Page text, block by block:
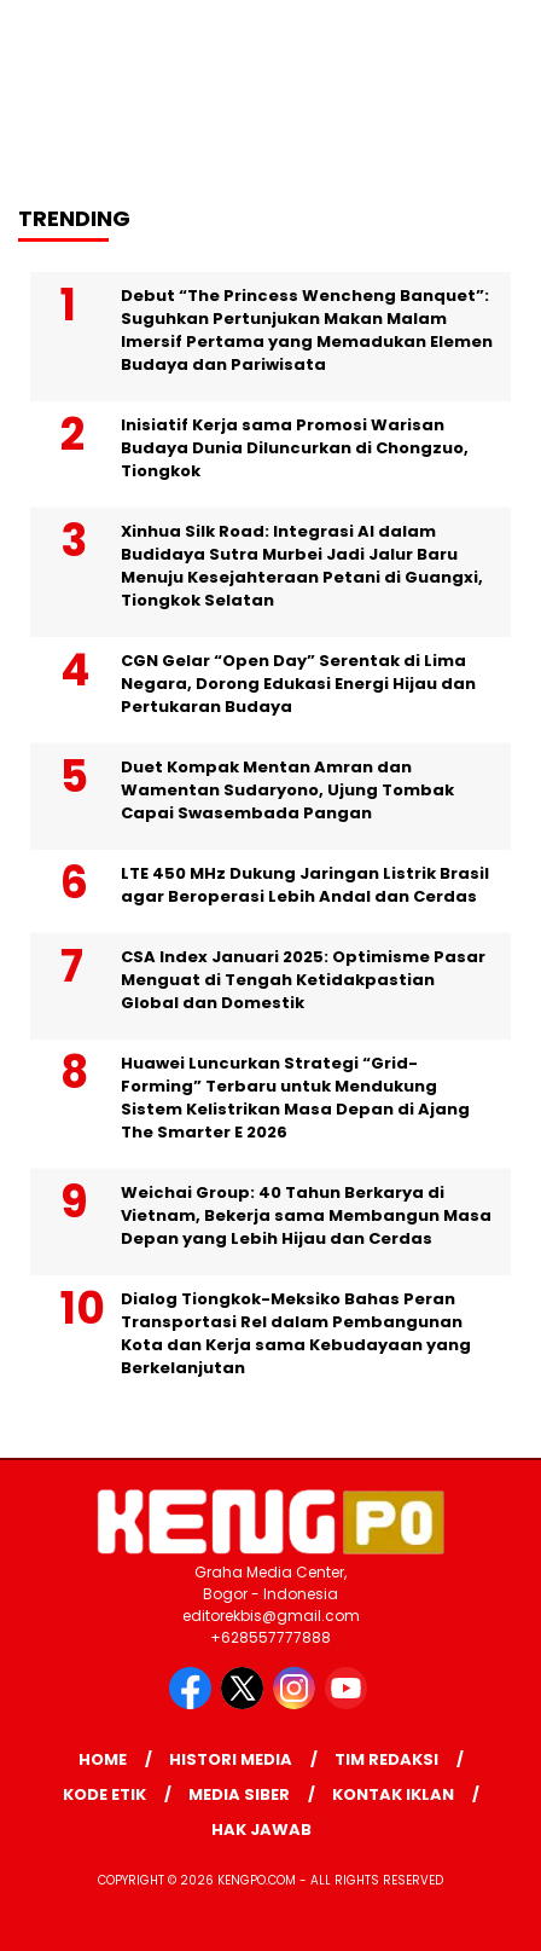
TRENDING
Debut “The Princess Wencheng Banquet”:
Suguhkan Pertunjukan Makan Malam
Imersif Pertama yang Memadukan Elemen
Budaya dan Pariwisata
Inisiatif Kerja sama Promosi Warisan
Budaya Dunia Diluncurkan di Chongzuo,
Tiongkok
Xinhua Silk Road: Integrasi AI dalam
Budidaya Sutra Murbei Jadi Jalur Baru
Menuju Kesejahteraan Petani di Guangxi,
Tiongkok Selatan
CGN Gelar “Open Day” Serentak di Lima
Negara, Dorong Edukasi Energi Hijau dan
Pertukaran Budaya
Duet Kompak Mentan Amran dan
Wamentan Sudaryono, Ujung Tombak
Capai Swasembada Pangan
LTE 450 MHz Dukung Jaringan Listrik Brasil
agar Beroperasi Lebih Andal dan Cerdas
CSA Index Januari 2025: Optimisme Pasar
Menguat di Tengah Ketidakpastian
Global dan Domestik
Huawei Luncurkan Strategi “Grid-
Forming” Terbaru untuk Mendukung
Sistem Kelistrikan Masa Depan di Ajang
The Smarter E 2026
Weichai Group: 40 Tahun Berkarya di
Vietnam, Bekerja sama Membangun Masa
Depan yang Lebih Hijau dan Cerdas
Dialog Tiongkok-Meksiko Bahas Peran
Transportasi Rel dalam Pembangunan
Kota dan Kerja sama Kebudayaan yang
Berkelanjutan
Graha Media Center,
Bogor - Indonesia
editorekbis@gmail.com
+628557777888
HOME HISTORI MEDIA
TIM REDAKSI
KODE ETIK
MEDIA SIBER
KONTAK IKLAN
HAK JAWAB
COPYRIGHT © 2026 KENGPO.COM - ALL RIGHTS RESERVED